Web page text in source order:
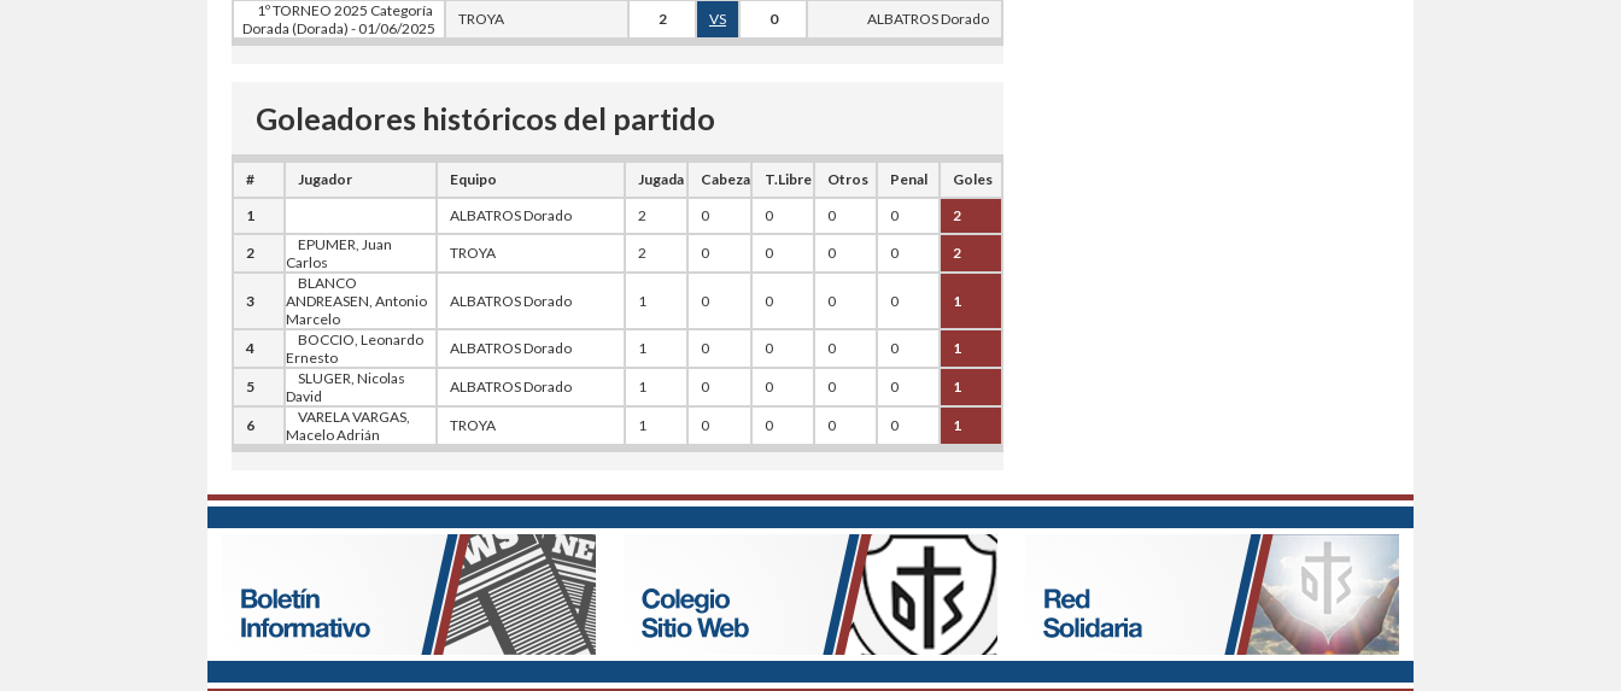
1º TORNEO 2025 Categoría
Dorada (Dorada) - 01/06/2025
TROYA 2 VS 0 ALBATROS Dorado
Goleadores históricos del partido
# Jugador Equipo Jugada Cabeza T.Libre Otros Penal
Goles
1
ALBATROS Dorado 2 0 0 0 0 2
2
EPUMER, Juan
Carlos
TROYA 2 0 0 0 0 2
3
BLANCO
ANDREASEN, Antonio
Marcelo
ALBATROS Dorado 1 0 0 0 0 1
4
BOCCIO, Leonardo
Ernesto
ALBATROS Dorado 1 0 0 0 0 1
5
SLUGER, Nicolas
David
ALBATROS Dorado 1 0 0 0 0 1
6
VARELA VARGAS,
Macelo Adrián
TROYA 1 0 0 0 0 1